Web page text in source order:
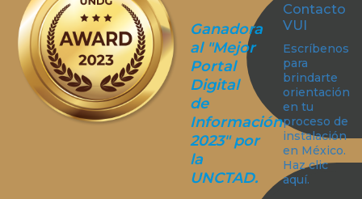
Ganadora
al "Mejor
Portal
Digital
de
Información
2023" por
la
UNCTAD.
Contacto
VUI
Escríbenos
para
brindarte
orientación
en tu
proceso de
instalación
en México.
Haz clic
aquí.